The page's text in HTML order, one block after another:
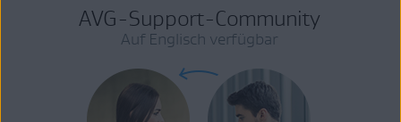
AVG-Support-Community
Auf Englisch verfügbar